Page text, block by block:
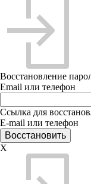
Восстановление
Email или телефон
Ссылка для
E-mail или телефон
X